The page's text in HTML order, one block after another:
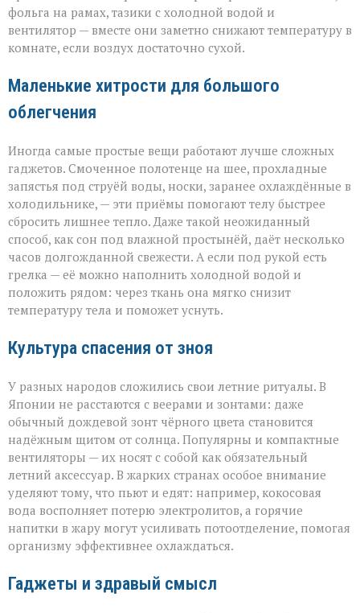
фольга на рамах, тазики с холодной водой и
вентилятор — вместе они заметно снижают температуру в
комнате, если воздух достаточно сухой.
Маленькие хитрости для большого
облегчения
Иногда самые простые вещи работают лучше сложных
гаджетов. Смоченное полотенце на шее, прохладные
запястья под струёй воды, носки, заранее охлаждённые в
холодильнике, — эти приёмы помогают телу быстрее
сбросить лишнее тепло. Даже такой неожиданный
способ, как сон под влажной простынёй, даёт несколько
часов долгожданной свежести. А если под рукой есть
грелка — её можно наполнить холодной водой и
положить рядом: через ткань она мягко снизит
температуру тела и поможет уснуть.
Культура спасения от зноя
У разных народов сложились свои летние ритуалы. В
Японии не расстаются с веерами и зонтами: даже
обычный дождевой зонт чёрного цвета становится
надёжным щитом от солнца. Популярны и компактные
вентиляторы — их носят с собой как обязательный
летний аксессуар. В жарких странах особое внимание
уделяют тому, что пьют и едят: например, кокосовая
вода восполняет потерю электролитов, а горячие
напитки в жару могут усиливать потоотделение, помогая
организму эффективнее охлаждаться.
Гаджеты и здравый смысл